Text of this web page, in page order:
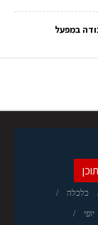
במפעל
כלכלה
יופי